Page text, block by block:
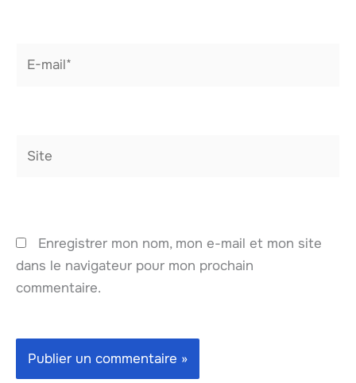
Enregistrer mon nom, mon e-mail et mon site
dans le navigateur pour mon prochain
commentaire.